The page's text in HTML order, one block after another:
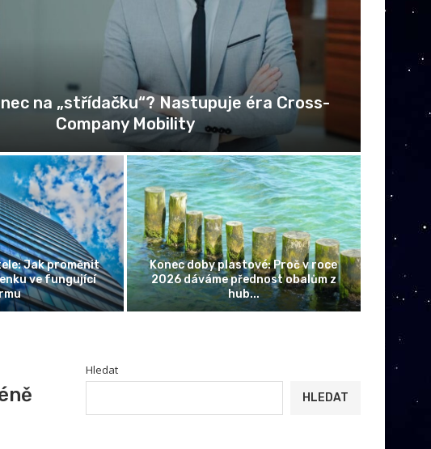
na „střídačku“? Nastupuje éra Cross-
Company Mobility
Jak proměnit
ve fungující
Konec doby plastové: Proč v roce
2026 dáváme přednost obalům z
hub...
Hledat
HLEDAT